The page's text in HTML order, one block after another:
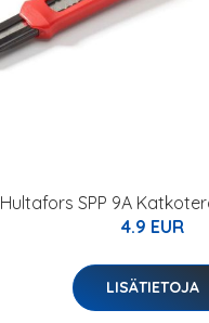
Hultafors SPP 9A
4.9 EUR
LISÄTIETOJA